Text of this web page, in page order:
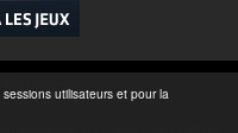
utilisateurs et pour la